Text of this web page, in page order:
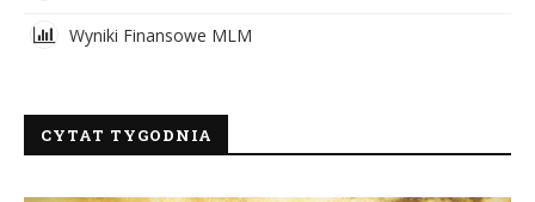
Wyniki Finansowe MLM
CYTAT TYGODNIA